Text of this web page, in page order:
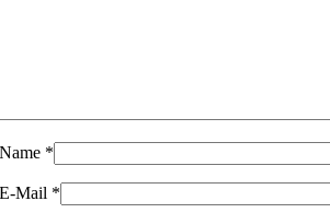
Name *
E-Mail *